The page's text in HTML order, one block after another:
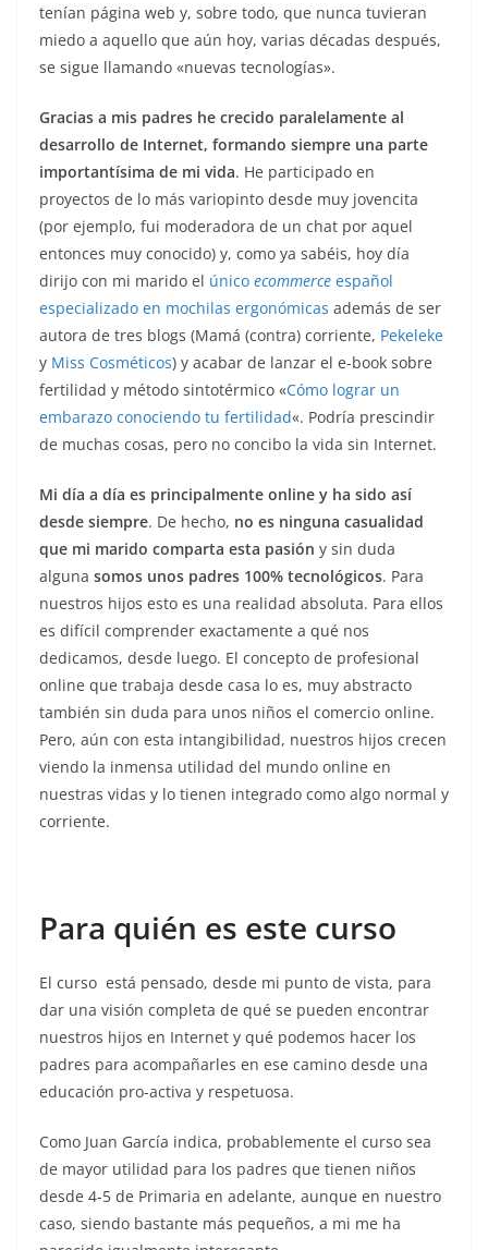
tenían página web y, sobre todo, que nunca tuvieran
miedo a aquello que aún hoy, varias décadas después,
se sigue llamando «nuevas tecnologías».
Gracias a mis padres he crecido paralelamente al
desarrollo de Internet, formando siempre una parte
importantísima de mi vida. He participado en
proyectos de lo más variopinto desde muy jovencita
(por ejemplo, fui moderadora de un chat por aquel
entonces muy conocido) y, como ya sabéis, hoy día
dirijo con mi marido el único ecommerce español
especializado en mochilas ergonómicas además de ser
autora de tres blogs (Mamá (contra) corriente, Pekeleke
y Miss Cosméticos) y acabar de lanzar el e-book sobre
fertilidad y método sintotérmico «Cómo lograr un
embarazo conociendo tu fertilidad«. Podría prescindir
de muchas cosas, pero no concibo la vida sin Internet.
Mi día a día es principalmente online y ha sido así
desde siempre. De hecho, no es ninguna casualidad
que mi marido comparta esta pasión y sin duda
alguna somos unos padres 100% tecnológicos. Para
nuestros hijos esto es una realidad absoluta. Para ellos
es difícil comprender exactamente a qué nos
dedicamos, desde luego. El concepto de profesional
online que trabaja desde casa lo es, muy abstracto
también sin duda para unos niños el comercio online.
Pero, aún con esta intangibilidad, nuestros hijos crecen
viendo la inmensa utilidad del mundo online en
nuestras vidas y lo tienen integrado como algo normal y
corriente.
Para quién es este curso
El curso está pensado, desde mi punto de vista, para
dar una visión completa de qué se pueden encontrar
nuestros hijos en Internet y qué podemos hacer los
padres para acompañarles en ese camino desde una
educación pro-activa y respetuosa.
Como Juan García indica, probablemente el curso sea
de mayor utilidad para los padres que tienen niños
desde 4-5 de Primaria en adelante, aunque en nuestro
caso, siendo bastante más pequeños, a mi me ha